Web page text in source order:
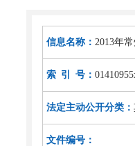
信息名称： 2013年
索 引 号：
法定主动公开分类：
文件编号：